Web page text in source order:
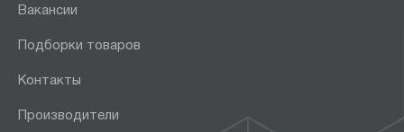
Вакансии
Подборки товаров
Контакты
Производители